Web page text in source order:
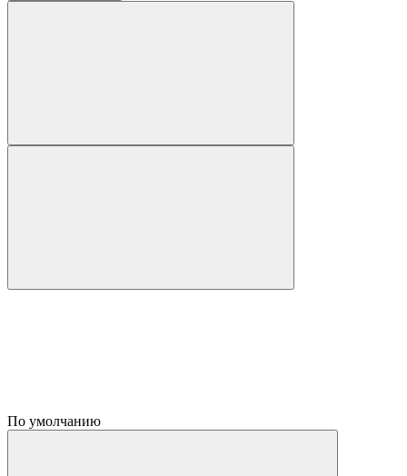
По умолчанию